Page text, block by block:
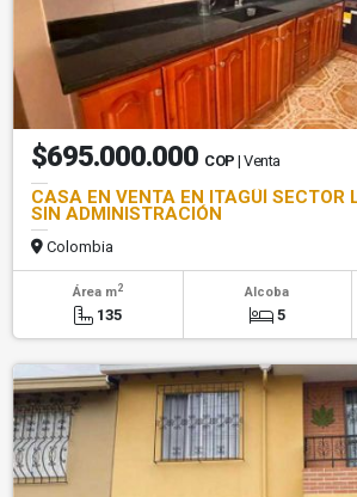
$695.000.000 COP | Venta
CASA EN VENTA EN ITAGÜÍ SECTOR
SIN ADMINISTRACIÓN
Colombia
Área m2
135
Alcoba
5